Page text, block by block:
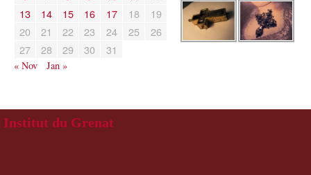
13
14 15 16 17 18
19
20
21 22 23 24 25
26
27
28 29 30 31
« Nov Jan »
Institut du Grenat